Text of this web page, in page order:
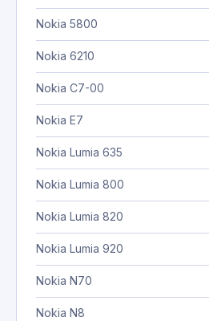
Nokia 5800
Nokia 6210
Nokia C7-00
Nokia E7
Nokia Lumia 635
Nokia Lumia 800
Nokia Lumia 820
Nokia Lumia 920
Nokia N70
Nokia N8